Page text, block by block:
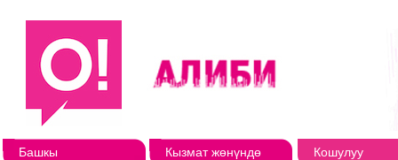
Башкы Кызмат жөнүндө Кошулуу